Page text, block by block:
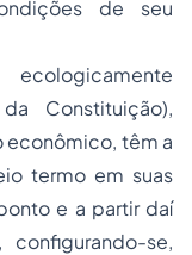
de seu
Constituição),
econômico, têm a
termo em suas
e a partir daí
se,